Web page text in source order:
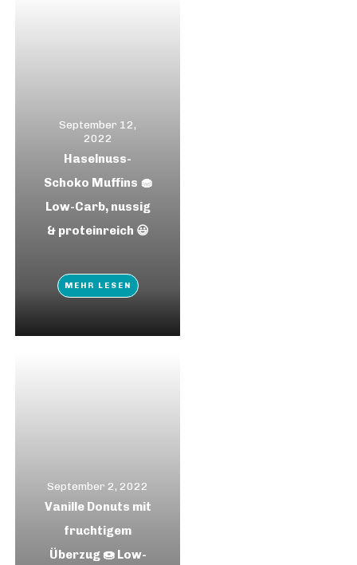
September 12,
2022
Haselnuss-
Schoko Muffins 🧁
Low-Carb, nussig
& proteinreich 😃
MEHR LESEN
September 2, 2022
Vanille Donuts mit
fruchtigem
Überzug 🍩 Low-